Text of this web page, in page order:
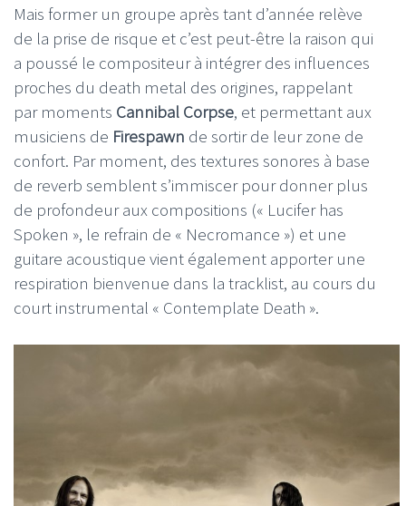
Mais former un groupe après tant d’année relève
de la prise de risque et c’est peut-être la raison qui
a poussé le compositeur à intégrer des influences
proches du death metal des origines, rappelant
par moments Cannibal Corpse, et permettant aux
musiciens de Firespawn de sortir de leur zone de
confort. Par moment, des textures sonores à base
de reverb semblent s’immiscer pour donner plus
de profondeur aux compositions (« Lucifer has
Spoken », le refrain de « Necromance ») et une
guitare acoustique vient également apporter une
respiration bienvenue dans la tracklist, au cours du
court instrumental « Contemplate Death ».